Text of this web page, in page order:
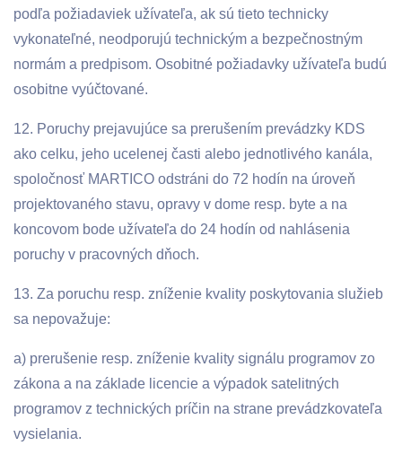
podľa požiadaviek užívateľa, ak sú tieto technicky
vykonateľné, neodporujú technickým a bezpečnostným
normám a predpisom. Osobitné požiadavky užívateľa budú
osobitne vyúčtované.
12. Poruchy prejavujúce sa prerušením prevádzky KDS
ako celku, jeho ucelenej časti alebo jednotlivého kanála,
spoločnosť MARTICO odstráni do 72 hodín na úroveň
projektovaného stavu, opravy v dome resp. byte a na
koncovom bode užívateľa do 24 hodín od nahlásenia
poruchy v pracovných dňoch.
13. Za poruchu resp. zníženie kvality poskytovania služieb
sa nepovažuje:
a) prerušenie resp. zníženie kvality signálu programov zo
zákona a na základe licencie a výpadok satelitných
programov z technických príčin na strane prevádzkovateľa
vysielania.